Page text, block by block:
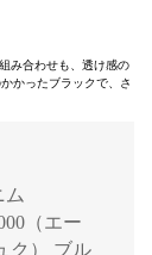
み合わせも、透け感の
かったブラックで、さ
ム
（エー
ク） ブル